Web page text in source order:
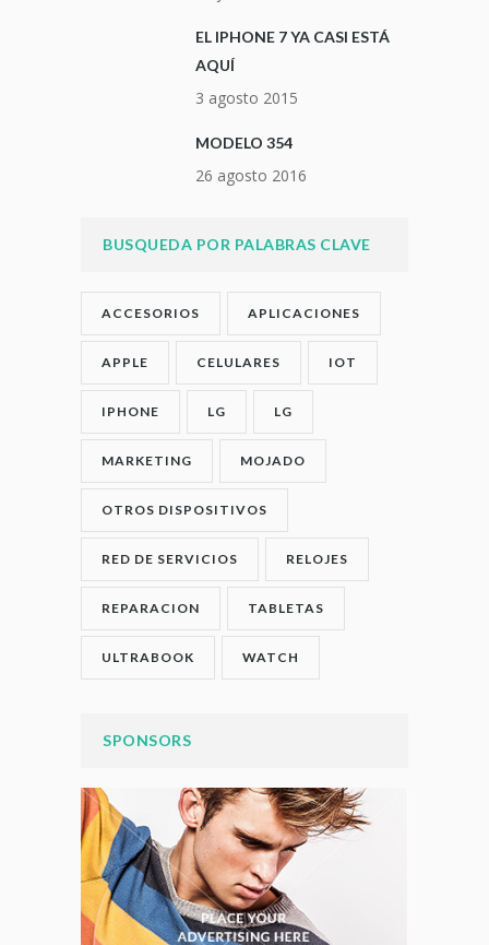
EL IPHONE 7 YA CASI ESTÁ
AQUÍ
3 agosto 2015
MODELO 354
26 agosto 2016
BUSQUEDA POR PALABRAS CLAVE
ACCESORIOS APLICACIONES
APPLE CELULARES IOT
IPHONE LG LG
MARKETING MOJADO
OTROS DISPOSITIVOS
RED DE SERVICIOS RELOJES
REPARACION TABLETAS
ULTRABOOK WATCH
SPONSORS